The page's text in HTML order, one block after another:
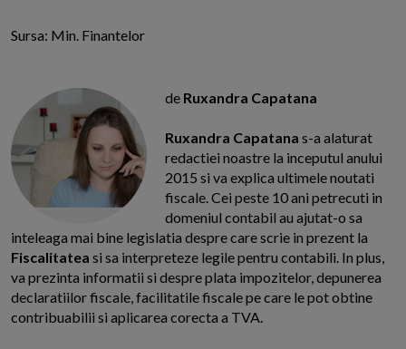
Sursa: Min. Finantelor
de Ruxandra Capatana
Ruxandra Capatana s-a alaturat
redactiei noastre la inceputul anului
2015 si va explica ultimele noutati
fiscale. Cei peste 10 ani petrecuti in
domeniul contabil au ajutat-o sa
inteleaga mai bine legislatia despre care scrie in prezent la
Fiscalitatea si sa interpreteze legile pentru contabili. In plus,
va prezinta informatii si despre plata impozitelor, depunerea
declaratiilor fiscale, facilitatile fiscale pe care le pot obtine
contribuabilii si aplicarea corecta a TVA.